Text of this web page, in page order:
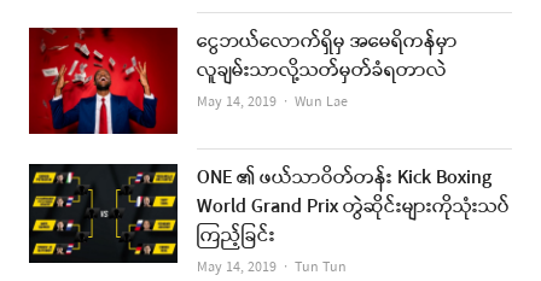
ငွေဘယ်လောက်ရှိမှ အမေရိကန်မှာ
လူချမ်းသာလို့သတ်မှတ်ခံရတာလဲ
May 14, 2019 Author
Wun Lae
ONE ၏ ဖယ်သာဝိတ်တန်း Kick Boxing
World Grand Prix တွဲဆိုင်းများကိုသုံးသပ်
ကြည့်ခြင်း
May 14, 2019 Author
Tun Tun